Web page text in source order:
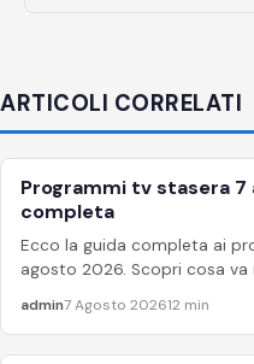
ARTICOLI CORRELATI
APPROFONDIMENTI
Programmi tv stasera
completa
Ecco la guida completa ai
agosto 2026. Scopri cosa va
admin7 Agosto 202612 min